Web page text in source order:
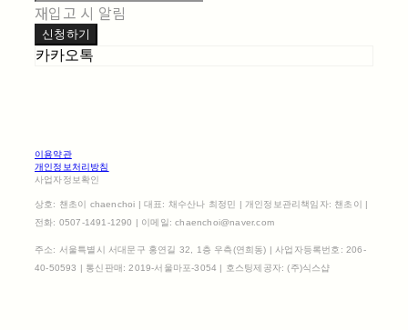
재입고 시 알림
신청하기
카카오톡
이용약관
개인정보처리방침
사업자정보확인
상호: 챈초이 chaenchoi | 대표: 채수산나 최정민 | 개인정보관리책임자: 챈초이 |
전화: 0507-1491-1290 | 이메일: chaenchoi@naver.com
주소: 서울특별시 서대문구 홍연길 32, 1층 우측(연희동) | 사업자등록번호: 206-
40-50593 | 통신판매:2019-서울마포-3054 | 호스팅제공자: (주)식스샵